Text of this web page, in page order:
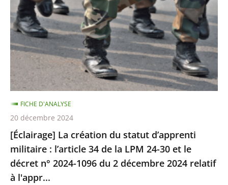
du
statut
d’apprenti
militaire
:
l’article
34
de
la
LPM
24-
30
et
[Éclairage] La création du statut d’apprenti
militaire : l’article 34 de la LPM 24-30 et le
décret n° 2024-1096 du 2 décembre 2024 relatif
à l'appr...
FICHE D'ANALYSE
20 décembre 2024